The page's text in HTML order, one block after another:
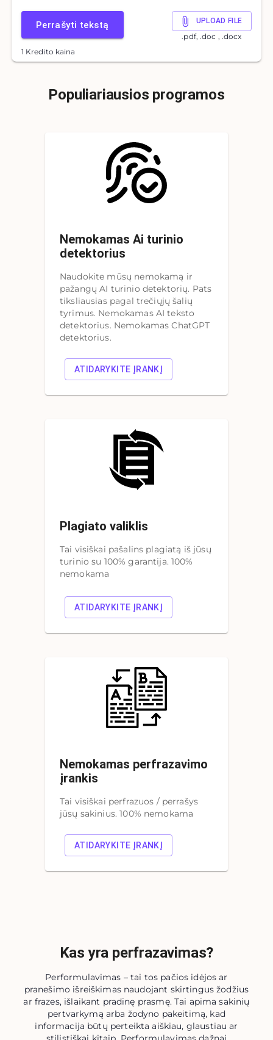
Perrašyti tekstą UPLOAD FILE
.pdf, .doc , .docx
1 Kredito kaina
Populiariausios programos
Nemokamas Ai turinio
detektorius
Naudokite mūsų nemokamą ir
pažangų AI turinio detektorių. Pats
tiksliausias pagal trečiųjų šalių
tyrimus. Nemokamas AI teksto
detektorius. Nemokamas ChatGPT
detektorius.
ATIDARYKITE ĮRANKĮ
Plagiato valiklis
Tai visiškai pašalins plagiatą iš jūsų
turinio su 100% garantija. 100%
nemokama
ATIDARYKITE ĮRANKĮ
Nemokamas perfrazavimo
įrankis
Tai visiškai perfrazuos / perrašys
jūsų sakinius. 100% nemokama
ATIDARYKITE ĮRANKĮ
Kas yra perfrazavimas?
Performulavimas – tai tos pačios idėjos ar
pranešimo išreiškimas naudojant skirtingus žodžius
ar frazes, išlaikant pradinę prasmę. Tai apima sakinių
pertvarkymą arba žodyno pakeitimą, kad
informacija būtų perteikta aiškiau, glaustiau ar